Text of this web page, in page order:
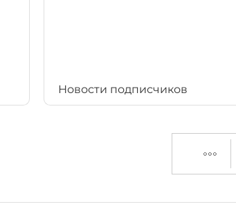
Новости подписчиков